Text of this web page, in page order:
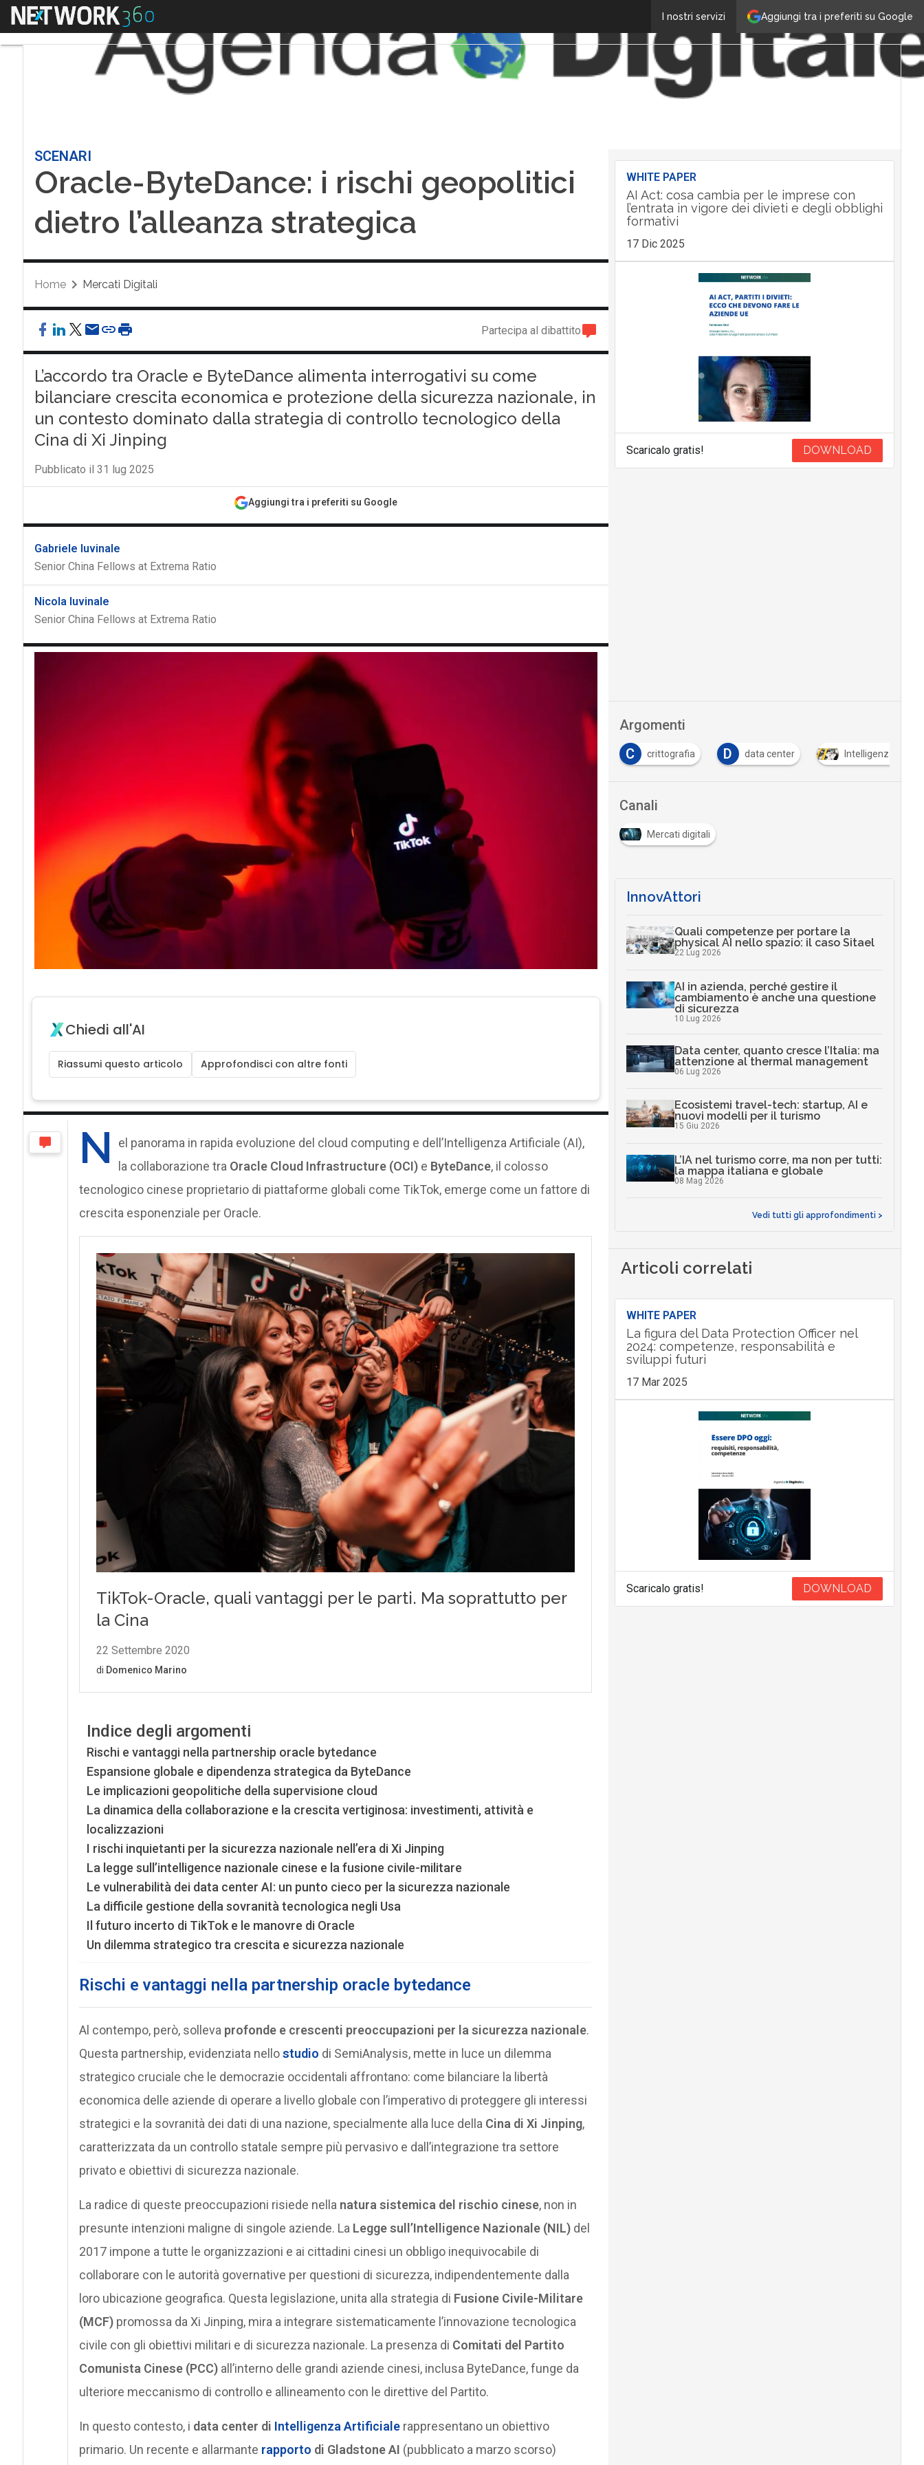
Aggiungi tra i preferiti su Google
I nostri servizi
Menu
SCENARI
Oracle-ByteDance: i rischi geopolitici
dietro l’alleanza strategica
Home Mercati Digitali
Partecipa al dibattito
L’accordo tra Oracle e ByteDance alimenta interrogativi su come
bilanciare crescita economica e protezione della sicurezza nazionale, in
un contesto dominato dalla strategia di controllo tecnologico della
Cina di Xi Jinping
Pubblicato il 31 lug 2025
Aggiungi tra i preferiti su Google
Gabriele Iuvinale
Senior China Fellows at Extrema Ratio
Nicola Iuvinale
Senior China Fellows at Extrema Ratio
Chiedi all'AI
Riassumi questo articolo Approfondisci con altre fonti
N
el panorama in rapida evoluzione del cloud computing e dell’Intelligenza Artificiale (AI),
la collaborazione tra Oracle Cloud Infrastructure (OCI)e ByteDance, il colosso
tecnologico cinese proprietario di piattaforme globali come TikTok, emerge come un fattore di
crescita esponenziale per Oracle.
Indice degli argomenti
Rischi e vantaggi nella partnership oracle bytedance
Espansione globale e dipendenza strategica da ByteDance
Le implicazioni geopolitiche della supervisione cloud
La dinamica della collaborazione e la crescita vertiginosa: investimenti, attività e
localizzazioni
I rischi inquietanti per la sicurezza nazionale nell’era di Xi Jinping
La legge sull’intelligence nazionale cinese e la fusione civile-militare
Le vulnerabilità dei data center AI: un punto cieco per la sicurezza nazionale
La difficile gestione della sovranità tecnologica negli Usa
Il futuro incerto di TikTok e le manovre di Oracle
Un dilemma strategico tra crescita e sicurezza nazionale
Rischi e vantaggi nella partnership oracle bytedance
Al contempo, però, solleva profonde e crescenti preoccupazioni per la sicurezza nazionale.
Questa partnership, evidenziata nellostudio di SemiAnalysis, mette in luce un dilemma
strategico cruciale che le democrazie occidentali affrontano: come bilanciare la libertà
economica delle aziende di operare a livello globale con l’imperativo di proteggere gli interessi
strategici e la sovranità dei dati di una nazione, specialmente alla luce della Cina di Xi Jinping,
caratterizzata da un controllo statale sempre più pervasivo e dall’integrazione tra settore
privato e obiettivi di sicurezza nazionale.
La radice di queste preoccupazioni risiede nella natura sistemica del rischio cinese, non in
presunte intenzioni maligne di singole aziende. La Legge sull’Intelligence Nazionale (NIL)del
2017 impone a tutte le organizzazioni e ai cittadini cinesi un obbligo inequivocabile di
collaborare con le autorità governative per questioni di sicurezza, indipendentemente dalla
loro ubicazione geografica. Questa legislazione, unita alla strategia di Fusione Civile-Militare
(MCF)promossa da Xi Jinping, mira a integrare sistematicamente l’innovazione tecnologica
civile con gli obiettivi militari e di sicurezza nazionale. La presenza di Comitati del Partito
Comunista Cinese (PCC)all’interno delle grandi aziende cinesi, inclusa ByteDance, funge da
ulteriore meccanismo di controllo e allineamento con le direttive del Partito.
In questo contesto, i data center di Intelligenza Artificialerappresentano un obiettivo
primario. Un recente e allarmante rapporto di Gladstone AI (pubblicato a marzo scorso)
WHITE PAPER
AI Act: cosa cambia per le imprese con
l’entrata in vigore dei divieti e degli obblighi
formativi
17 Dic 2025
Scaricalo gratis! DOWNLOAD
Argomenti
C crittografia D data center Intelligenza
Canali
Mercati digitali
InnovAttori
Quali competenze per portare la
physical AI nello spazio: il caso Sitael
22 Lug 2026
AI in azienda, perché gestire il
cambiamento è anche una questione
di sicurezza
10 Lug 2026
Data center, quanto cresce l’Italia: ma
attenzione al thermal management
06 Lug 2026
Ecosistemi travel-tech: startup, AI e
nuovi modelli per il turismo
15 Giu 2026
L’IA nel turismo corre, ma non per tutti:
la mappa italiana e globale
08 Mag 2026
Vedi tutti gli approfondimenti >
Articoli correlati
WHITE PAPER
La figura del Data Protection Officer nel
2024: competenze, responsabilità e
sviluppi futuri
17 Mar 2025
Scaricalo gratis! DOWNLOAD